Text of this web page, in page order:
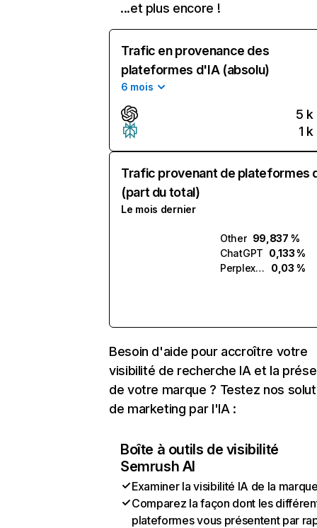
...et plus encore !
Trafic en provenance des
plateformes d'IA (absolu)
6 mois
5 k
1 k
Trafic provenant de plateformes
(part du total)
Le mois dernier
Other 99,837 %
ChatGPT 0,133 %
Perplexity
0,03 %
Besoin d'aide pour accroître votre
visibilité de recherche IA et la
de votre marque ? Testez nos
de marketing par l'IA :
Boîte à outils de visibilité
Semrush AI
Examiner la visibilité IA de la
Comparez la façon dont les
plateformes vous présentent par